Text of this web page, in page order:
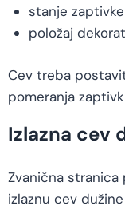
stanje zaptivke
položaj
Cev treba
pomeranja
Izlazna cev
Zvanična stranica
izlaznu cev dužine